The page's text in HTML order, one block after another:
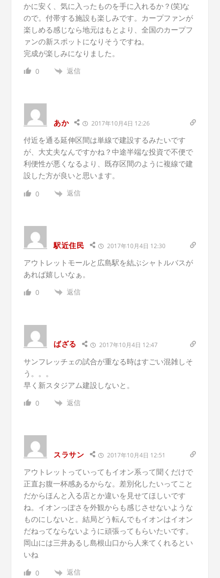
かに安く、気に入ったものを手に入れるか？(笑)な
ので。付帯する施設も楽しみです。カープファンが
楽しめる感じなら地元はもとより、全国のカープフ
ァンの新スポットになりそうですね。
完成が楽しみになりました。
0 返信
あか 2017年10月4日 12:26
付近を通る延伸区間は単線で建設するみたいです
が、大丈夫なんですかね？中途半端な投資で不便で
利便性が悪くなるより、既存区間のように複線で建
設した方が良いと思います。
0 返信
駅近住民 2017年10月4日 12:30
アウトレットモールと広島駅を結ぶシャトルバスが
あれば嬉しいなぁ。
0 返信
ばざる 2017年10月4日 12:47
サンフレッチェの試合が重なる時はすごい混雑しそ
う。。。
早く新スタジアム建設しないと。
0 返信
スラサン 2017年10月4日 12:51
アウトレットっていってもイオン系って聞くだけで
正直お腹一杯感あるからな。差別化したいってこと
だからほんと入る店とか違いを見せてほしいです
ね。イオンっぽさを外観からも感じさせないような
ものにしないと。結局どう転んでもイオンはイオン
だねってならないように頑張ってもらいたいです。
岡山には三井あるし島根山口から人来てくれるとい
いね
0 返信